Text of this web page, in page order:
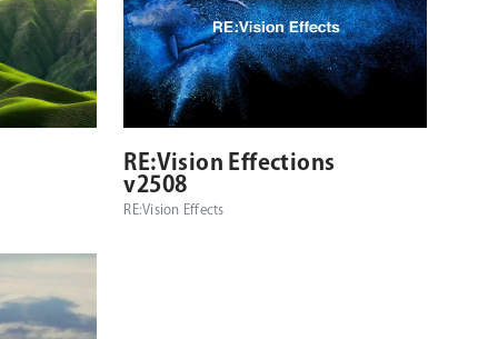
対応OS
対応プラットフォーム 対応OS
RE:Vision Effections
v2508
RE:Vision Effects